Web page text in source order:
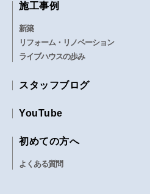
1. 当社がお客様の個人
ただく場合は、利用目的
外の目的に無断で利用し
客様の承諾が無い限り第
場合はこの限りではない
・お客様に個人情報
施工事例
新築
リフォーム・リノベーション
ライブハウスの歩み
スタッフブログ
YouTube
初めての方へ
よくある質問